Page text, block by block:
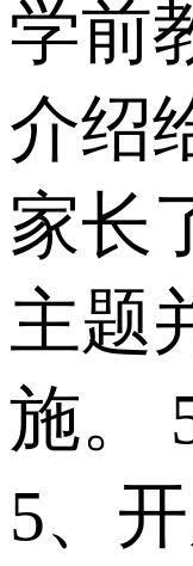
学前
介绍
家长
主题
施。
5、